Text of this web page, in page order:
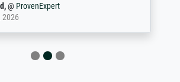
ProvenExpert